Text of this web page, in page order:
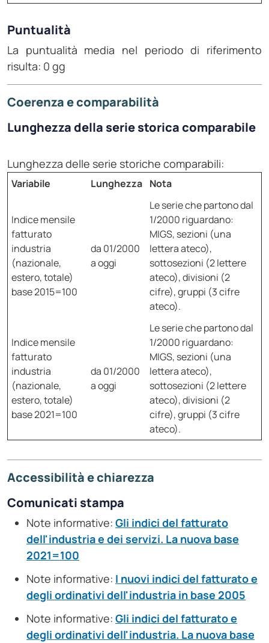
Puntualità
La puntualità media nel periodo di riferimento
risulta: 0 gg
Coerenza e comparabilità
Lunghezza della serie storica comparabile
Lunghezza delle serie storiche comparabili:
Variabile Lunghezza Nota
Indice mensile
fatturato
industria
(nazionale,
estero, totale)
base 2015=100
da 01/2000
a oggi
Le serie che partono dal
1/2000 riguardano:
MIGS, sezioni (una
lettera ateco),
sottosezioni (2 lettere
ateco), divisioni (2
cifre), gruppi (3 cifre
ateco).
Indice mensile
fatturato
industria
(nazionale,
estero, totale)
base 2021=100
da 01/2000
a oggi
Le serie che partono dal
1/2000 riguardano:
MIGS, sezioni (una
lettera ateco),
sottosezioni (2 lettere
ateco), divisioni (2
cifre), gruppi (3 cifre
ateco).
Accessibilità e chiarezza
Comunicati stampa
Note informative: Gli indici del fatturato
dell'industria e dei servizi. La nuova base
2021=100
Note informative: I nuovi indici del fatturato e
degli ordinativi dell'industria in base 2005
Note informative: Gli indici del fatturato e
degli ordinativi dell'industria. La nuova base